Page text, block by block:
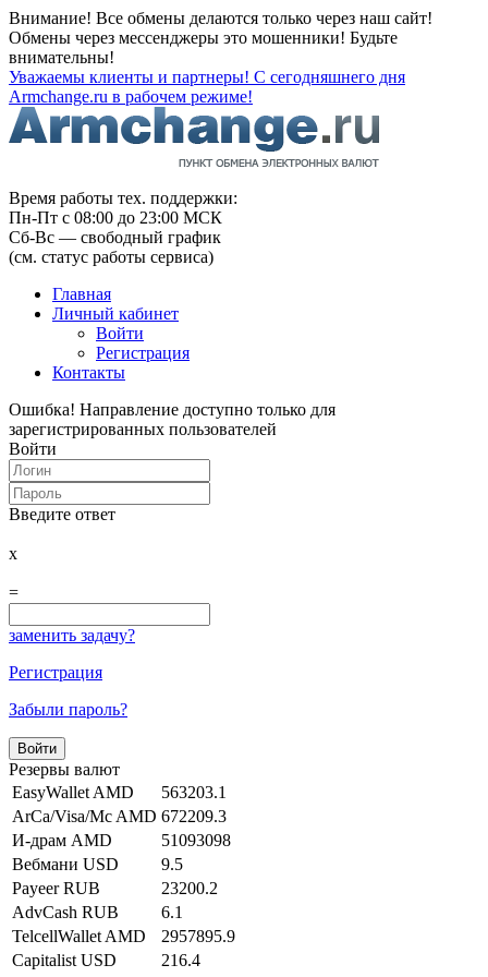
Внимание! Все обмены делаются только через наш сайт!
Обмены через мессенджеры это мошенники! Будьте
внимательны!
Уважаемы клиенты и партнеры! С сегодняшнего дня
Armchange.ru в рабочем режиме!
Время работы тех. поддержки:
Пн-Пт с 08:00 до 23:00 МСК
Сб-Вс — свободный график
(см. статус работы сервиса)
Главная
Личный кабинет
Войти
Регистрация
Контакты
Ошибка! Направление доступно только для
зарегистрированных пользователей
Войти
Введите ответ
x
=
заменить задачу?
Регистрация
Забыли пароль?
Резервы валют
EasyWallet AMD
563203.1
ArCa/Visa/Mc AMD 672209.3
И-драм AMD
51093098
Вебмани USD
9.5
Payeer RUB
23200.2
AdvCash RUB
6.1
TelcellWallet AMD
2957895.9
Capitalist USD
216.4